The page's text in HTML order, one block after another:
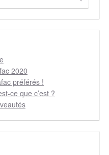
2020
préférés !
ce que c’est ?